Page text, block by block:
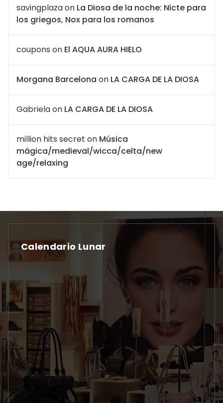
savingplazaon La Diosa de la noche: Nicte para
los griegos, Nox para los romanos
coupons on El AQUA AURA HIELO
Morgana Barcelona on LA CARGA DE LA DIOSA
Gabrielaon LA CARGA DE LA DIOSA
million hits secret on Música
mágica/medieval/wicca/celta/new
age/relaxing
Calendario Lunar